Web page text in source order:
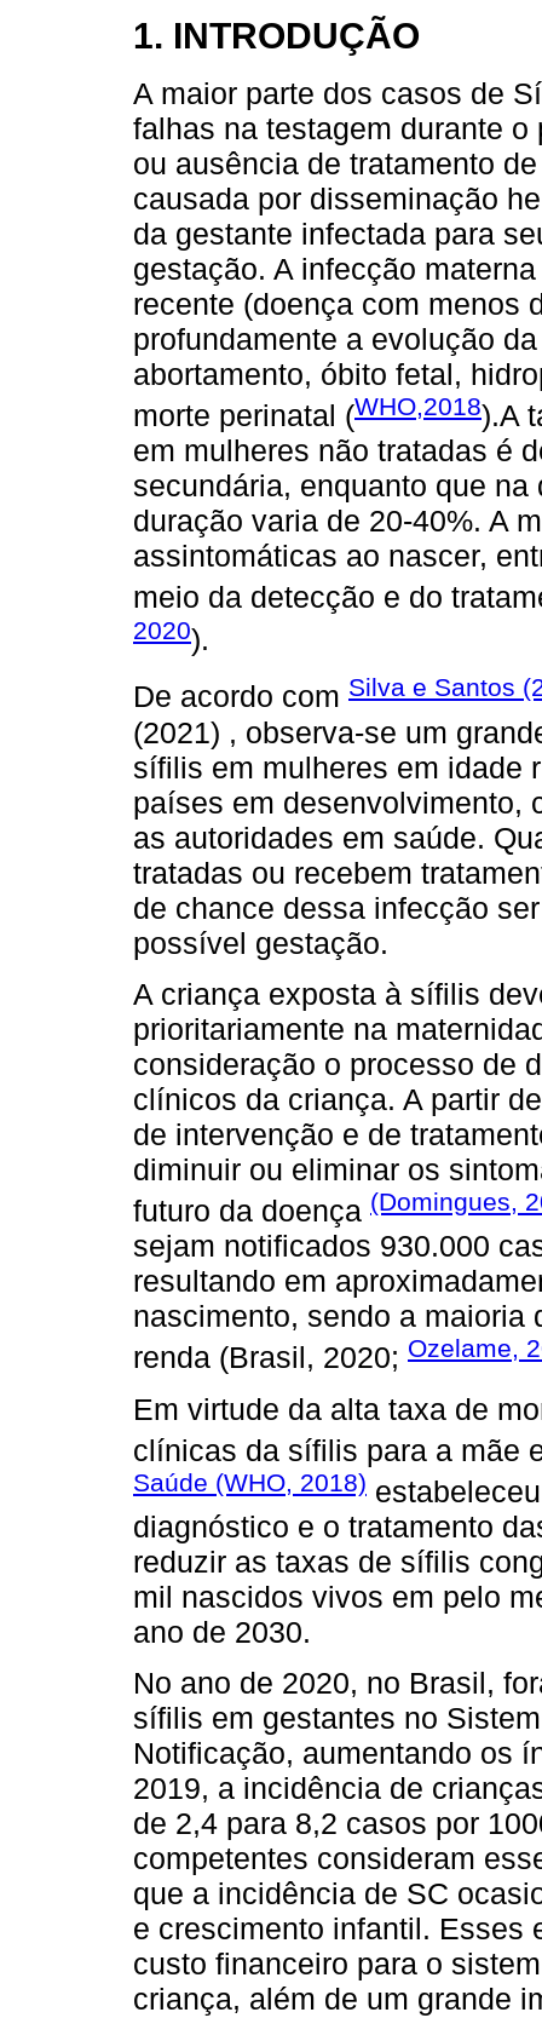
1. INTRODUÇÃO
A maior parte dos casos de
falhas na testagem durante
ou ausência de tratamento
causada por disseminação
da gestante infectada para
gestação. A infecção
recente (doença com menos
profundamente a evolução
abortamento, óbito fetal,
morte perinatal (WHO,2018).A
em mulheres não tratadas é
secundária, enquanto que
duração varia de 20-40%. A
assintomáticas ao nascer,
meio da detecção e do
2020).
De acordo com Silva e Santos
(2021) , observa-se um
sífilis em mulheres em idade
países em desenvolvimento,
as autoridades em saúde.
tratadas ou recebem
de chance dessa infecção
possível gestação.
A criança exposta à sífilis
prioritariamente na
consideração o processo de
clínicos da criança. A partir
de intervenção e de
diminuir ou eliminar os
futuro da doença (Domingues,
sejam notificados 930.000
resultando em
nascimento, sendo a
renda (Brasil, 2020; Ozelame,
Em virtude da alta taxa de
clínicas da sífilis para a mãe
Saúde (WHO, 2018)
diagnóstico e o tratamento
reduzir as taxas de sífilis
mil nascidos vivos em pelo
ano de 2030.
No ano de 2020, no Brasil,
sífilis em gestantes no
Notificação, aumentando os
2019, a incidência de
de 2,4 para 8,2 casos por
competentes consideram
que a incidência de SC
e crescimento infantil. Esses
custo financeiro para o
criança, além de um grande